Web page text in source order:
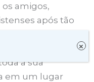
amigos,
após tão
a sua
em um lugar
×